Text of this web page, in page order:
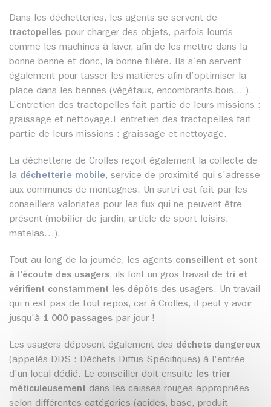
Dans les déchetteries, les agents se servent de
tractopelles pour charger des objets, parfois lourds
comme les machines à laver, afin de les mettre dans la
bonne benne et donc, la bonne filière. Ils s’en servent
également pour tasser les matières afin d’optimiser la
place dans les bennes (végétaux, encombrants,bois... ).
L’entretien des tractopelles fait partie de leurs missions :
graissage et nettoyage.L’entretien des tractopelles fait
partie de leurs missions : graissage et nettoyage.
La déchetterie de Crolles reçoit également la collecte de
la déchetterie mobile, service de proximité qui s'adresse
aux communes de montagnes. Un surtri est fait par les
conseillers valoristes pour les flux qui ne peuvent être
présent (mobilier de jardin, article de sport loisirs,
matelas…).
Tout au long de la journée, les agents conseillent et sont
à l'écoute des usagers, ils font un gros travail de tri et
vérifient constamment les dépôts des usagers. Un travail
qui n’est pas de tout repos, car à Crolles, il peut y avoir
jusqu'à 1 000 passages par jour !
Les usagers déposent également des déchets dangereux
(appelés DDS : Déchets Diffus Spécifiques) à l'entrée
d'un local dédié. Le conseiller doit ensuite les trier
méticuleusement dans les caisses rouges appropriées
selon différentes catégories (acides, base, produit